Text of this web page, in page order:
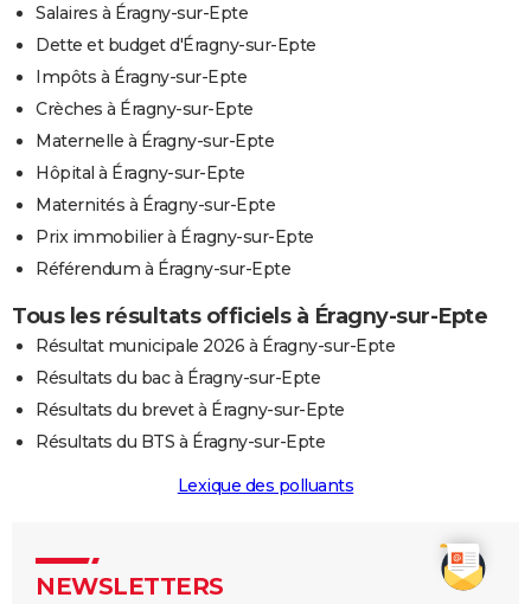
Salaires à Éragny-sur-Epte
Dette et budget d'Éragny-sur-Epte
Impôts à Éragny-sur-Epte
Crèches à Éragny-sur-Epte
Maternelle à Éragny-sur-Epte
Hôpital à Éragny-sur-Epte
Maternités à Éragny-sur-Epte
Prix immobilier à Éragny-sur-Epte
Référendum à Éragny-sur-Epte
Tous les résultats officiels à Éragny-sur-Epte
Résultat municipale 2026 à Éragny-sur-Epte
Résultats du bac à Éragny-sur-Epte
Résultats du brevet à Éragny-sur-Epte
Résultats du BTS à Éragny-sur-Epte
Lexique des polluants
NEWSLETTERS